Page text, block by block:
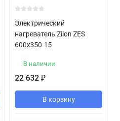
Электрический
нагреватель Zilon ZES
600x350-15
В наличии
22 632 ₽
В корзину